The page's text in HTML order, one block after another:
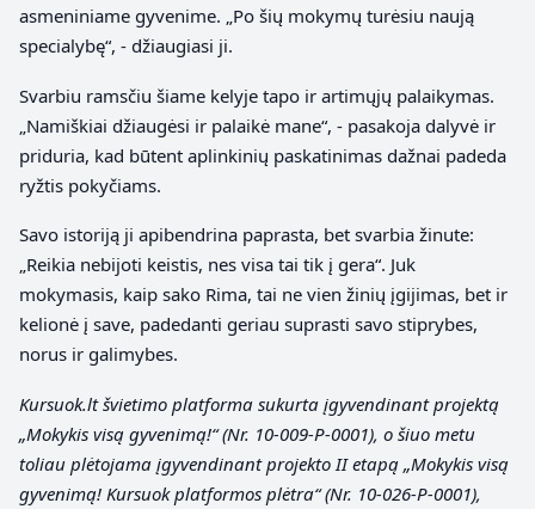
asmeniniame gyvenime. „Po šių mokymų turėsiu naują
specialybę“, ‑ džiaugiasi ji.
Svarbiu ramsčiu šiame kelyje tapo ir artimųjų palaikymas.
„Namiškiai džiaugėsi ir palaikė mane“, ‑ pasakoja dalyvė ir
priduria, kad būtent aplinkinių paskatinimas dažnai padeda
ryžtis pokyčiams.
Savo istoriją ji apibendrina paprasta, bet svarbia žinute:
„Reikia nebijoti keistis, nes visa tai tik į gera“. Juk
mokymasis, kaip sako Rima, tai ne vien žinių įgijimas, bet ir
kelionė į save, padedanti geriau suprasti savo stiprybes,
norus ir galimybes.
Kursuok.lt švietimo platforma sukurta įgyvendinant projektą
„Mokykis visą gyvenimą!“ (Nr. 10-009-P-0001), o šiuo metu
toliau plėtojama įgyvendinant projekto II etapą „Mokykis visą
gyvenimą! Kursuok platformos plėtra“ (Nr. 10-026-P-0001),